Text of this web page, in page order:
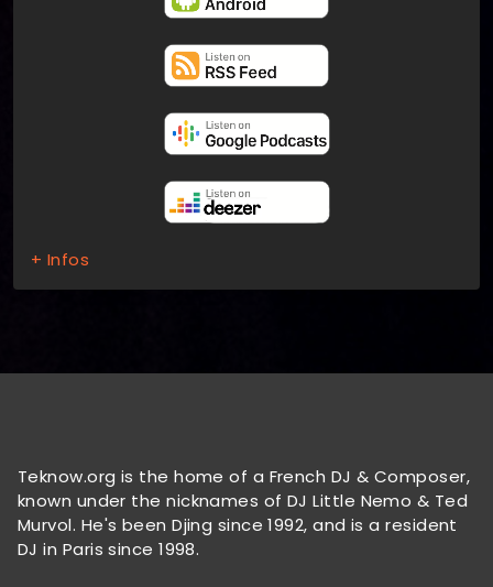
+ Infos
Teknow.org is the home of a French DJ & Composer,
known under the nicknames of DJ Little Nemo & Ted
Murvol. He's been Djing since 1992, and is a resident
DJ in Paris since 1998.